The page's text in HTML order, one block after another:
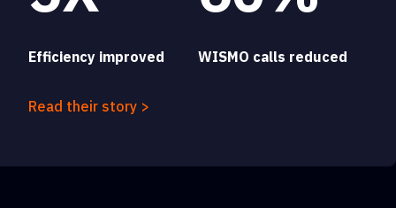
Efficiency improved WISMO calls reduced
Read their story >